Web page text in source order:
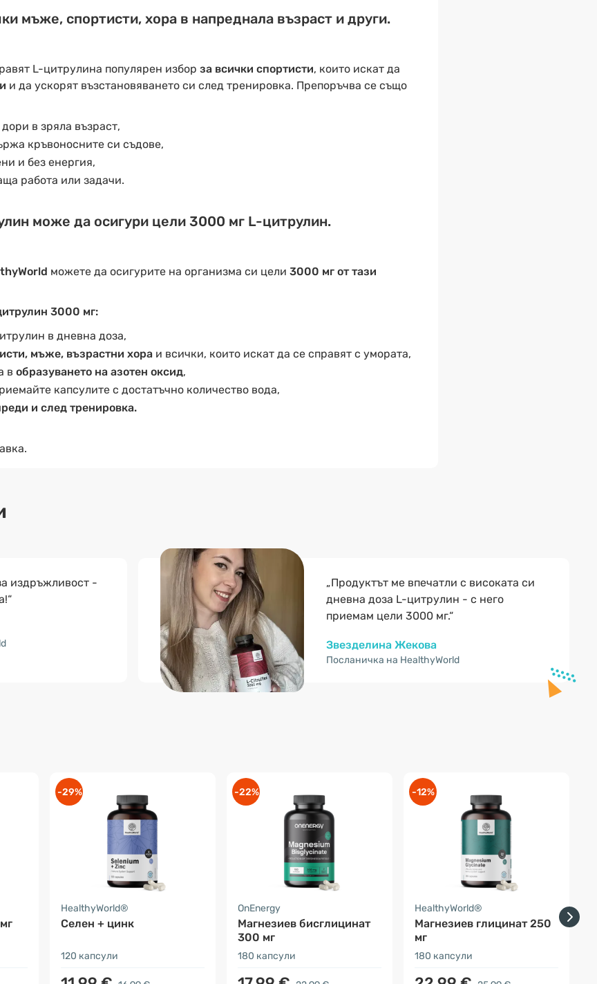
мъже, спортисти, хора в напреднала възраст и други.
L-цитрулина популярен избор за всички спортисти, които искат да
и да ускорят възстановяването си след тренировка. Препоръчва се също
в зряла възраст,
кръвоносните си съдове,
и без енергия,
работа или задачи.
може да осигури цели 3000 мг L-цитрулин.
можете да осигурите на организма си цели 3000 мг от тази
3000 мг:
в дневна доза,
мъже, възрастни хораи всички, които искат да се справят с умората,
в образуването на азотен оксид,
капсулите с достатъчно количество вода,
и след тренировка.
издръжливост -
„Продуктът ме впечатли с високата си
дневна доза L-цитрулин - с него
приемам цели 3000 мг.“
Звезделина Жекова
Посланичка на HealthyWorld
-29%
HealthyWorld®
Селен + цинк
120 капсули
-22%
OnEnergy
Магнезиев бисглицинат
300 мг
180 капсули
-12%
HealthyWorld®
Магнезиев глицинат 250
мг
180 капсули